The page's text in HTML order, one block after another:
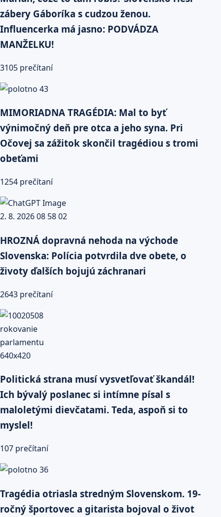
zábery Gáboríka s cudzou ženou.
Influencerka má jasno: PODVÁDZA
MANŽELKU!
3105 prečítaní
MIMORIADNA TRAGÉDIA: Mal to byť
výnimočný deň pre otca a jeho syna. Pri
Očovej sa zážitok skončil tragédiou s tromi
obeťami
1254 prečítaní
HROZNÁ dopravná nehoda na východe
Slovenska: Polícia potvrdila dve obete, o
životy ďalších bojujú záchranari
2643 prečítaní
Politická strana musí vysvetľovať škandál!
Ich bývalý poslanec si intímne písal s
maloletými dievčatami. Teda, aspoň si to
myslel!
107 prečítaní
Tragédia otriasla stredným Slovenskom. 19-
ročný športovec a gitarista bojoval o život